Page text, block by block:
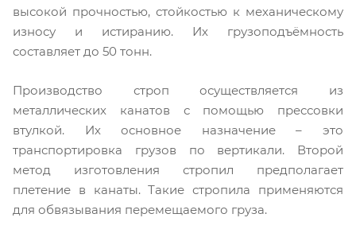
высокой прочностью, стойкостью к механическому
износу и истиранию. Их грузоподъёмность
составляет до 50 тонн.
Производство строп осуществляется из
металлических канатов с помощью прессовки
втулкой. Их основное назначение – это
транспортировка грузов по вертикали. Второй
метод изготовления стропил предполагает
плетение в канаты. Такие стропила применяются
для обвязывания перемещаемого груза.